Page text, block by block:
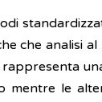
che analisi
mentre le